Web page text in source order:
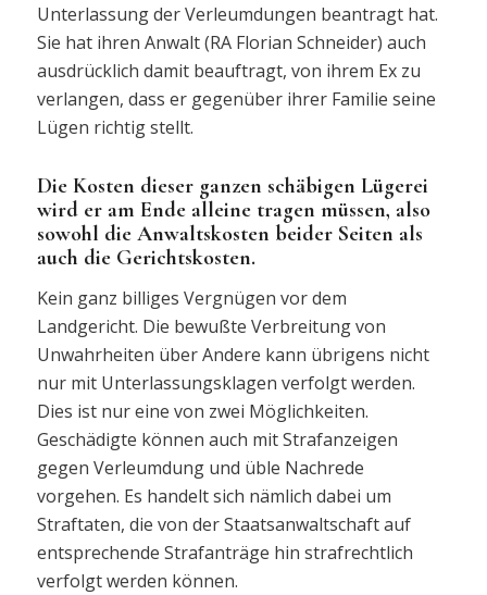
Unterlassung der Verleumdungen beantragt hat.
Sie hat ihren Anwalt (RA Florian Schneider) auch
ausdrücklich damit beauftragt, von ihrem Ex zu
verlangen, dass er gegenüber ihrer Familie seine
Lügen richtig stellt.
Die Kosten dieser ganzen schäbigen Lügerei
wird er am Ende alleine tragen müssen, also
sowohl die Anwaltskosten beider Seiten als
auch die Gerichtskosten.
Kein ganz billiges Vergnügen vor dem
Landgericht. Die bewußte Verbreitung von
Unwahrheiten über Andere kann übrigens nicht
nur mit Unterlassungsklagen verfolgt werden.
Dies ist nur eine von zwei Möglichkeiten.
Geschädigte können auch mit Strafanzeigen
gegen Verleumdung und üble Nachrede
vorgehen. Es handelt sich nämlich dabei um
Straftaten, die von der Staatsanwaltschaft auf
entsprechende Strafanträge hin strafrechtlich
verfolgt werden können.